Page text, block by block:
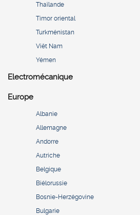
Thaïlande
Timor oriental
Turkménistan
Viêt Nam
Yémen
Electromécanique
Europe
Albanie
Allemagne
Andorre
Autriche
Belgique
Biélorussie
Bosnie-Herzégovine
Bulgarie